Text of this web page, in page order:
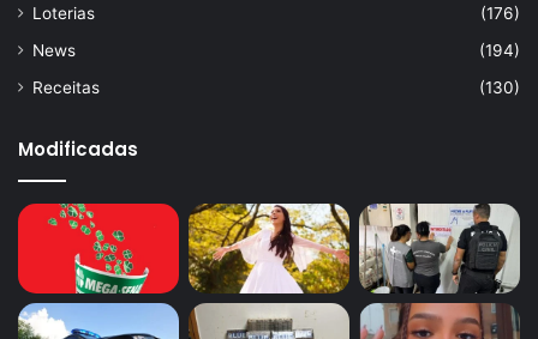
Loterias
(176)
News
(194)
Receitas
(130)
Modificadas